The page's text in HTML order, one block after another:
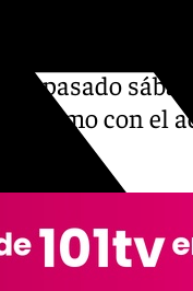
con
servicio de
pasado
así como con